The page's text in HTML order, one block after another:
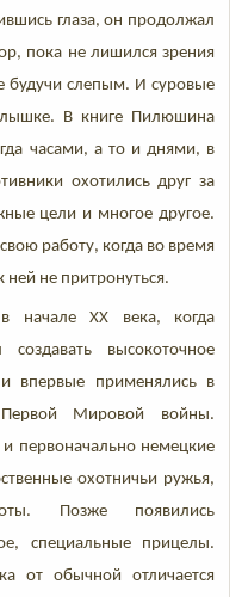
глаза, он продолжал
пока не лишился зрения
будучи слепым. И суровые
В книге Пилюшина
часами, а то и днями, в
охотились друг за
цели и многое другое.
работу, когда во время
ней не притронуться.
начале XX века, когда
создавать высокоточное
впервые применялись в
Мировой войны.
первоначально немецкие
охотничьи ружья,
Позже появились
специальные прицелы.
от обычной отличается